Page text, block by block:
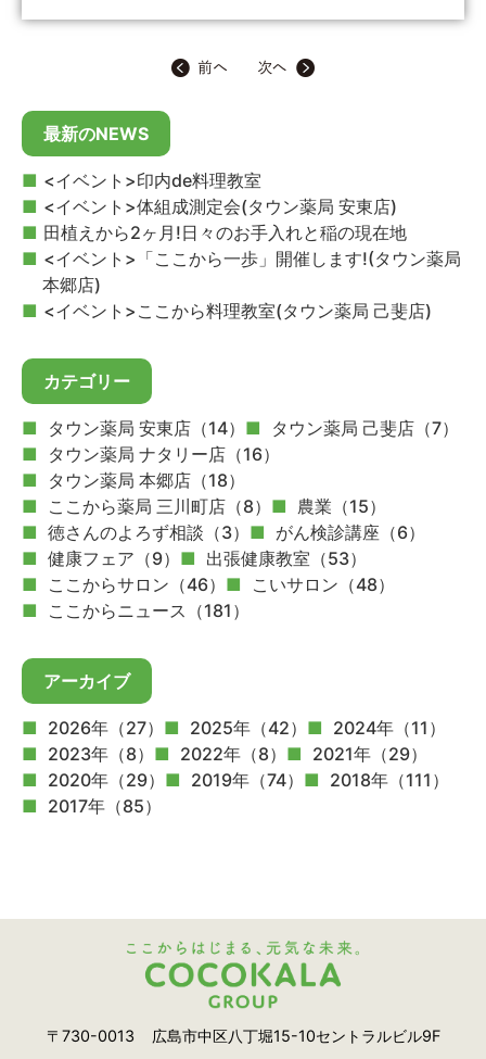
最新のNEWS
<イベント>印内de料理教室
<イベント>体組成測定会(タウン薬局 安東店)
田植えから2ヶ月!日々のお手入れと稲の現在地
<イベント>「ここから一歩」開催します!(タウン薬局
本郷店)
<イベント>ここから料理教室(タウン薬局 己斐店)
カテゴリー
タウン薬局 安東店（14）
タウン薬局 己斐店（7）
タウン薬局 ナタリー店（16）
タウン薬局 本郷店（18）
ここから薬局 三川町店（8）
農業（15）
徳さんのよろず相談（3）
がん検診講座（6）
健康フェア（9）
出張健康教室（53）
ここからサロン（46）
こいサロン（48）
ここからニュース（181）
アーカイブ
2026年（27） 2025年（42）
2024年（11）
2023年（8）
2022年（8）
2021年（29）
2020年（29）
2019年（74）
2018年（111）
2017年（85）
〒730-0013
広島市中区八丁堀15-10セントラルビル9F